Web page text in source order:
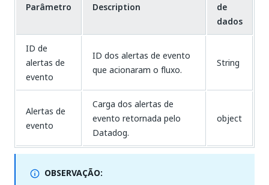
Parâmetro Description
de
dados
ID de
alertas de
evento
ID dos alertas de evento
que acionaram o fluxo.
String
Alertas de
evento
Carga dos alertas de
evento retornada pelo
Datadog.
object
OBSERVAÇÃO: